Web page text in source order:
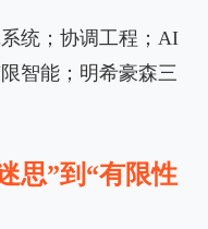
统；协调工程；AI
智能；明希豪森三
思”到“有限性